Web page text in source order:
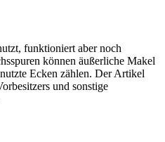
funktioniert aber noch
können äußerliche Makel
Ecken zählen. Der Artikel
und sonstige